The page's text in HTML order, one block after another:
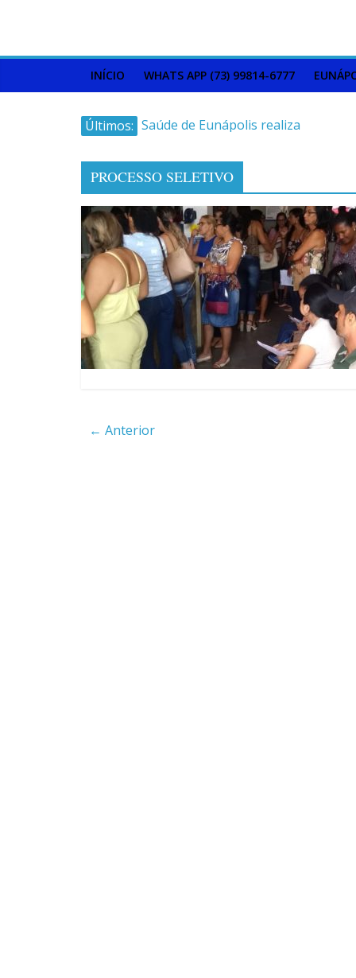
INÍCIO WHATS APP (73) 99814-6777
Últimos: Saúde de Eunápolis realiza
Dourado e Lilás
Máfia das canetas
emagrecedoras na mira da
polícia
Faltam 10 dias para a
campanha começar pra valer
Ministro do STJ perde o cargo
por assédio sexual
Patrimônio de Neto Carletto
aumentou cerca de 5.600% em
4 anos
PROCESSO SELETIVO
← Anterior